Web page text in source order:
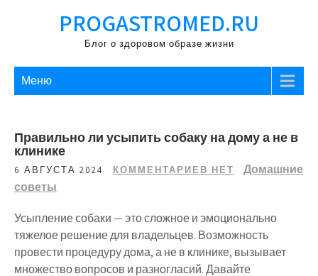
PROGASTROMED.RU
Блог о здоровом образе жизни
Меню
Правильно ли усыпить собаку на дому а не в
клинике
6 АВГУСТА 2024 КОММЕНТАРИЕВ НЕТ
Домашние
советы
Усыпление собаки — это сложное и эмоционально
тяжелое решение для владельцев. Возможность
провести процедуру дома, а не в клинике, вызывает
множество вопросов и разногласий. Давайте